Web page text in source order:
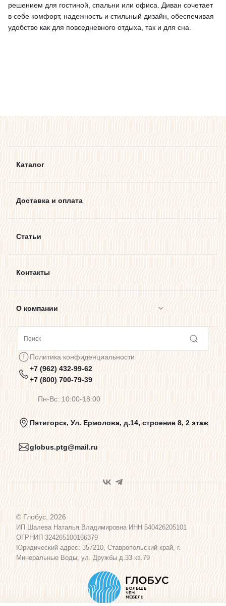
решением для гостиной, спальни или офиса. Диван сочетает
в себе комфорт, надежность и стильный дизайн, обеспечивая
удобство как для повседневного отдыха, так и для сна.
Каталог
Доставка и оплата
Статьи
Контакты
О компании
Предупреждения о цветопередаче
Политика конфиденциальности
Пользовательское соглашение
Программа лояльности
Карта сайта
Политика конфиденциальности
+7 (962) 432-99-62
+7 (800) 700-79-39
Пн-Вс: 10:00-18:00
Пятигорск, Ул. Ермолова, д.14, строение 8, 2 этаж
globus.ptg@mail.ru
© Глобус, 2026
ИП Шалева Наталья Владимировна ИНН 540426205101
ОГРНИП 324265100166379
Юридический адрес: 357210, Ставропольский край, г.
Минеральные Воды, ул. Дружбы д.33 кв.79